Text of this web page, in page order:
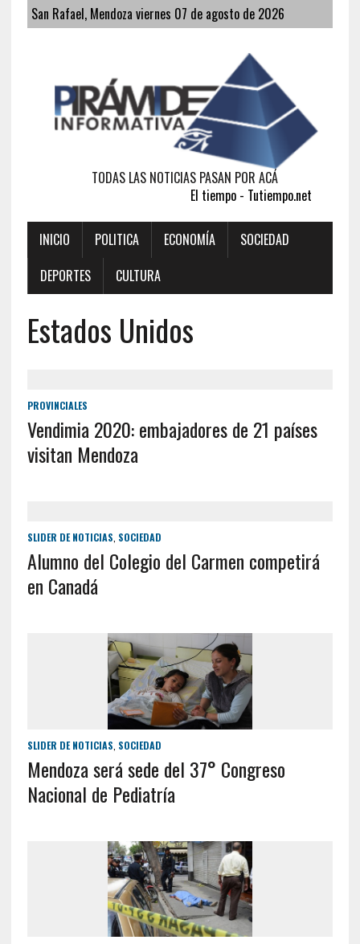
San Rafael, Mendoza viernes 07 de agosto de 2026
TODAS LAS NOTICIAS PASAN POR ACÁ
El tiempo - Tutiempo.net
INICIO POLITICA ECONOMÍA
SOCIEDAD
DEPORTES
CULTURA
Estados Unidos
PROVINCIALES
Vendimia 2020: embajadores de 21 países
visitan Mendoza
SLIDER DE NOTICIAS SOCIEDAD
Alumno del Colegio del Carmen competirá
en Canadá
SLIDER DE NOTICIAS SOCIEDAD
Mendoza será sede del 37° Congreso
Nacional de Pediatría